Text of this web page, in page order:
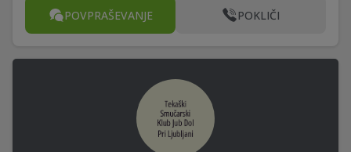
POVPRAŠEVANJE POKLIČI